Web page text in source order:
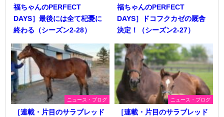
福ちゃんのPERFECT
DAYS］最後には全て杞憂に
終わる（シーズン2-28）
福ちゃんのPERFECT
DAYS］ドコフクカゼの厩舎
決定！（シーズン2-27）
ニュース・ブログ
［連載・片目のサラブレッド
ニュース・ブログ
［連載・片目のサラブレッド